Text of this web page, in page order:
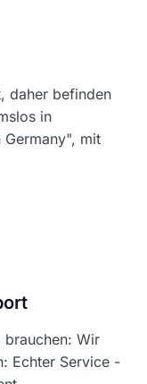
daher befinden
in
Germany", mit
brauchen: Wir
Echter Service -